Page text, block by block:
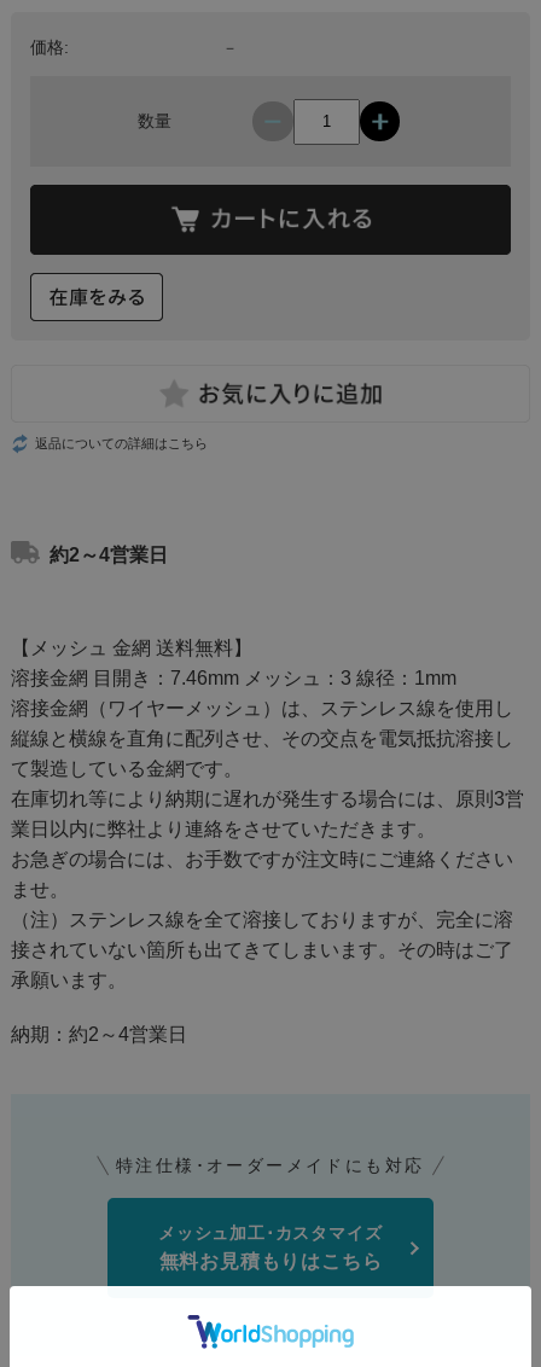
価格: －
数量
返品についての詳細はこちら
約2～4営業日
【メッシュ 金網 送料無料】
溶接金網 目開き：7.46mm メッシュ：3 線径：1mm
溶接金網（ワイヤーメッシュ）は、ステンレス線を使用し
縦線と横線を直角に配列させ、その交点を電気抵抗溶接し
て製造している金網です。
在庫切れ等により納期に遅れが発生する場合には、原則3営
業日以内に弊社より連絡をさせていただきます。
お急ぎの場合には、お手数ですが注文時にご連絡ください
ませ。
（注）ステンレス線を全て溶接しておりますが、完全に溶
接されていない箇所も出てきてしまいます。その時はご了
承願います。
納期：約2～4営業日
メッシュ加工･カスタマイズ
無料お見積もりはこちら
特注仕様･オーダーメイドにも対応